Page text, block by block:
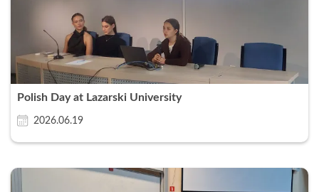
Polish Day at Lazarski University
2026.06.19